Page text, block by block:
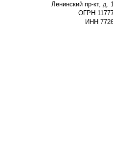
Ленинский пр-кт,
ОГРН
ИНН